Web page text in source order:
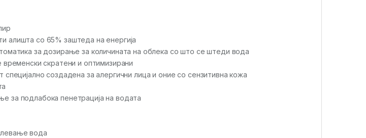
алишта со 65% заштеда на енергија
за дозирање за количината на облека со што се штеди вода
скратени и оптимизирани
специјално создадена за алергични лица и оние со сензитивна кожа
за подлабока пенетрација на водата
вода